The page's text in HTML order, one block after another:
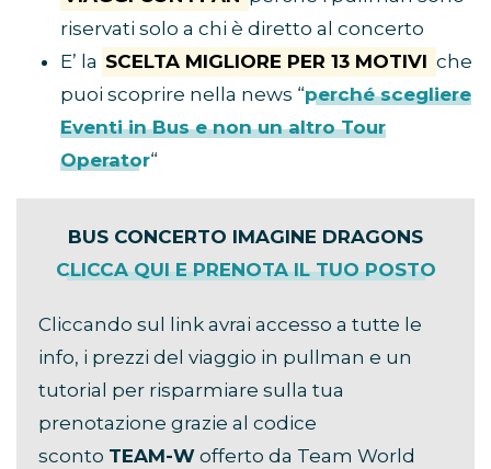
riservati solo a chi è diretto al concerto
E’ la SCELTA MIGLIORE PER 13 MOTIVI che
puoi scoprire nella news “perché scegliere
Eventi in Bus e non un altro Tour
Operator“
BUS CONCERTO IMAGINE DRAGONS
CLICCA QUI E PRENOTA IL TUO POSTO
Cliccando sul link avrai accesso a tutte le
info, i prezzi del viaggio in pullman e un
tutorial per risparmiare sulla tua
prenotazione grazie al codice
sconto TEAM-W offerto da Team World